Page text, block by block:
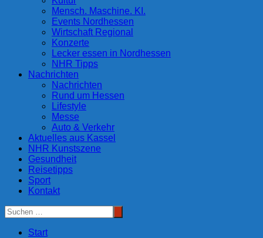
Mensch. Maschine. KI.
Events Nordhessen
Wirtschaft Regional
Konzerte
Lecker essen in Nordhessen
NHR Tipps
Nachrichten
Nachrichten
Rund um Hessen
Lifestyle
Messe
Auto & Verkehr
Aktuelles aus Kassel
NHR Kunstszene
Gesundheit
Reisetipps
Sport
Kontakt
Start